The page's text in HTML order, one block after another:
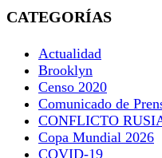
CATEGORÍAS
Actualidad
Brooklyn
Censo 2020
Comunicado de
CONFLICTO
Copa Mundial 2026
COVID-19